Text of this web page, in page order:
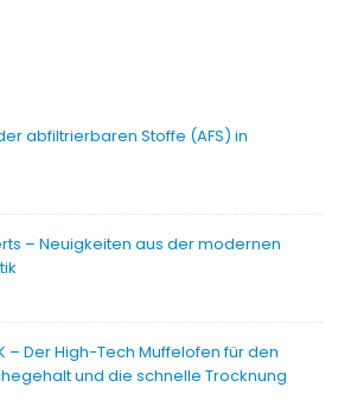
abfiltrierbaren Stoffe (AFS) in
– Neuigkeiten aus der modernen
– Der High-Tech Muffelofen für den
und die schnelle Trocknung